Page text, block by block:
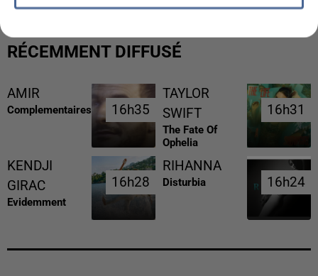
RÉCEMMENT DIFFUSÉ
AMIR
Complementaires 16h35
16h35
TAYLOR
SWIFT
The Fate Of
Ophelia
16h31
16h31
KENDJI
GIRAC
Evidemment
16h28
16h28
RIHANNA
Disturbia 16h24
16h24